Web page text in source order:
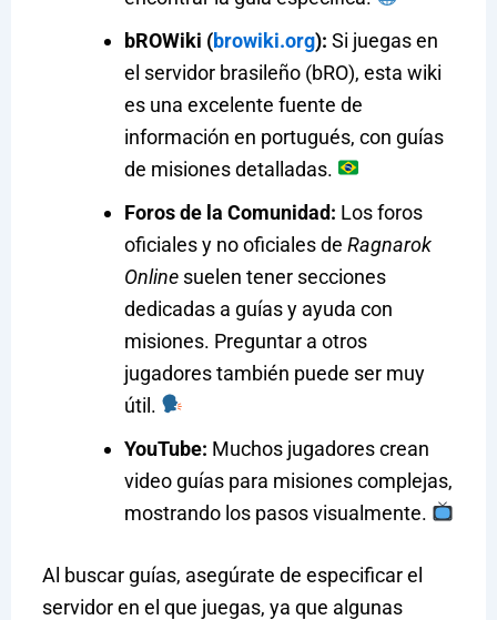
bROWiki (browiki.org): Si juegas en
el servidor brasileño (bRO), esta wiki
es una excelente fuente de
información en portugués, con guías
de misiones detalladas.
Foros de la Comunidad: Los foros
oficiales y no oficiales de Ragnarok
Onlinesuelen tener secciones
dedicadas a guías y ayuda con
misiones. Preguntar a otros
jugadores también puede ser muy
útil.
YouTube: Muchos jugadores crean
video guías para misiones complejas,
mostrando los pasos visualmente.
Al buscar guías, asegúrate de especificar el
servidor en el que juegas, ya que algunas